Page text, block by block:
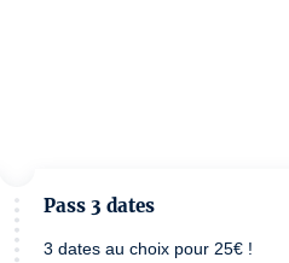
Pass 3 dates
3 dates au choix pour 25€ !